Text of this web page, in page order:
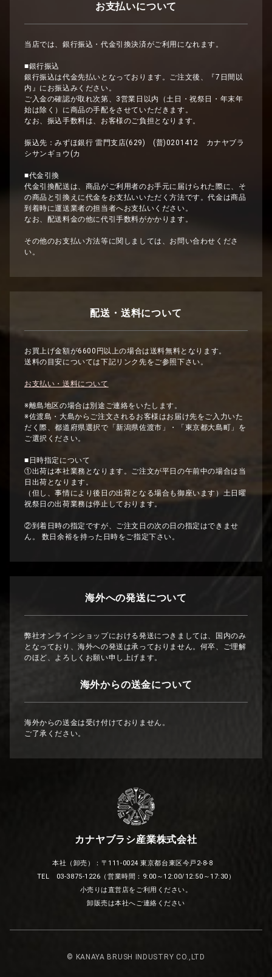
お支払いについて
当店では、銀行振込・代金引換決済がご利用になれます。
■銀行振込
銀行振込は代金先払いとなっております。ご注文後、『7日間以
内』にお振込みください。
ご入金の確認が取れ次第、3営業日以内（土日・祝祭日・年末年
始は除く）に商品の手配をさせていただきます。
なお、振込手数料は、お客様のご負担となります。
振込先：みずほ銀行 雷門支店(629) (普)0201412 カナヤブラ
シサンギョウ(カ
■代金引換
代金引換配送は、商品がご利用者のお手元に届けられた際に、そ
の商品と引換えに代金をお支払いいただく方法です。代金は商品
到着時に運送業者の担当者へお支払いください。
なお、配送料金の他に代引手数料がかかります。
その他のお支払い方法等に関しましては、お問い合わせくださ
い。
配送・送料について
お買上げ金額が6600円以上の場合は送料無料となります。
送料の目安については下記リンク先をご参照下さい。
お支払い・送料について
※離島地区の場合は別途ご連絡をいたします。
※佐渡島・大島からご注文されるお客様はお届け先をご入力いた
だく際、都道府県選択で「新潟県佐渡市」・「東京都大島町」を
ご選択ください。
■日時指定について
①出荷は本社業務となります。ご注文が平日の午前中の場合は当
日出荷となります。
（但し、事情により後日の出荷となる場合も御座います）土日曜
祝祭日の出荷業務は停止しております。
②到着日時の指定ですが、ご注文日の次の日の指定はできませ
ん。 数日余裕を持った日時をご指定下さい。
海外への発送について
弊社オンラインショップにおける発送につきましては、国内のみ
となっており、海外への発送は承っておりません。何卒、ご理解
のほど、よろしくお願い申し上げます。
海外からの送金について
海外からの送金は受け付けておりません。
ご了承ください。
カナヤブラシ産業株式会社
本社（卸売）：〒111-0024 東京都台東区今戸2-8-8
TEL 03-3875-1226（営業時間：9:00～12:00/12:50～17:30）
小売りは直営店をご利用ください。
卸販売は本社へご連絡ください
© KANAYA BRUSH INDUSTRY CO.,LTD